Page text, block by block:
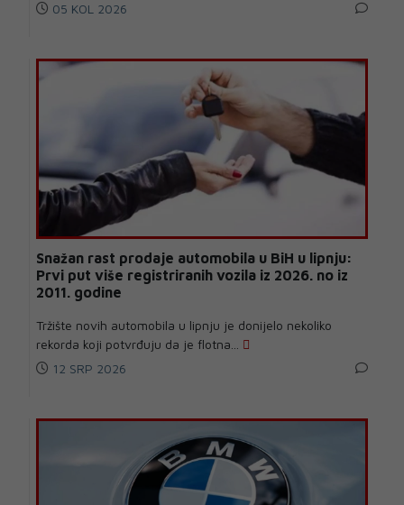
05 KOL 2026
Snažan rast prodaje automobila u BiH u lipnju:
Prvi put više registriranih vozila iz 2026. no iz
2011. godine
Tržište novih automobila u lipnju je donijelo nekoliko
rekorda koji potvrđuju da je flotna...
12 SRP 2026